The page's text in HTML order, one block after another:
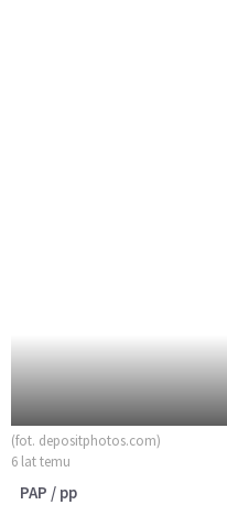
(fot. depositphotos.com)
6 lat temu
PAP / pp